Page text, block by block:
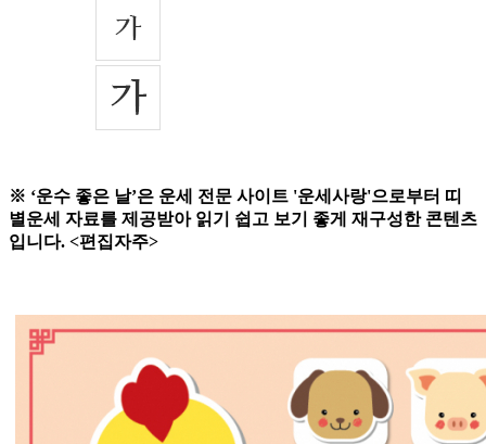
※ ‘운수 좋은 날’은 운세 전문 사이트 '운세사랑'으로부터 띠
별운세 자료를 제공받아 읽기 쉽고 보기 좋게 재구성한 콘텐츠
입니다. <편집자주>